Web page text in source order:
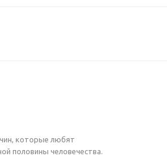
которые любят
половины человечества.